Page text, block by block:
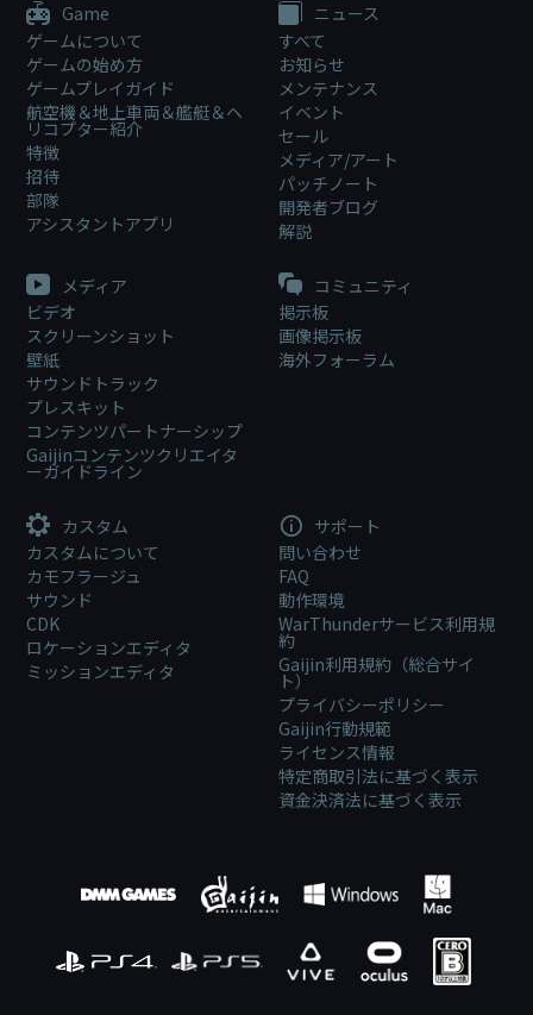
Game
ゲームについて
ゲームの始め方
ゲームプレイガイド
航空機＆地上車両＆艦艇＆ヘ
リコプター紹介
特徴
招待
部隊
アシスタントアプリ
ニュース
すべて
お知らせ
メンテナンス
イベント
セール
メディア/アート
パッチノート
開発者ブログ
解説
メディア
ビデオ
スクリーンショット
壁紙
サウンドトラック
プレスキット
コンテンツパートナーシップ
Gaijinコンテンツクリエイタ
ーガイドライン
コミュニティ
掲示板
画像掲示板
海外フォーラム
カスタム
カスタムについて
カモフラージュ
サウンド
CDK
ロケーションエディタ
ミッションエディタ
サポート
問い合わせ
FAQ
動作環境
WarThunderサービス利用規
約
Gaijin利用規約（総合サイ
ト）
プライバシーポリシー
Gaijin行動規範
ライセンス情報
特定商取引法に基づく表示
資金決済法に基づく表示